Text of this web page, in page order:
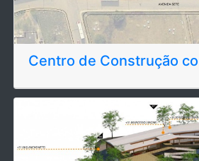
Centro de Construção